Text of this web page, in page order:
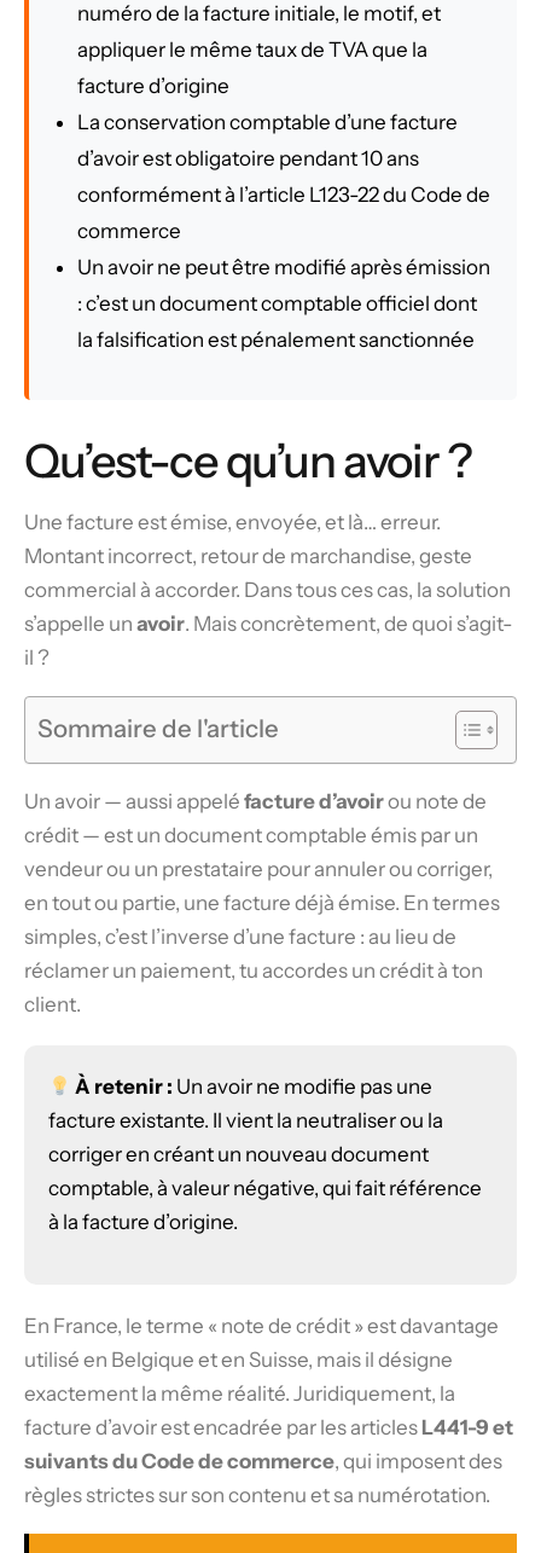
numéro de la facture initiale, le motif, et
appliquer le même taux de TVA que la
facture d’origine
La conservation comptable d’une facture
d’avoir est obligatoire pendant 10 ans
conformément à l’article L123-22 du Code de
commerce
Un avoir ne peut être modifié après émission
: c’est un document comptable officiel dont
la falsification est pénalement sanctionnée
Qu’est-ce qu’un avoir ?
Une facture est émise, envoyée, et là… erreur.
Montant incorrect, retour de marchandise, geste
commercial à accorder. Dans tous ces cas, la solution
s’appelle un avoir. Mais concrètement, de quoi s’agit-
il ?
Sommaire de l'article
Un avoir — aussi appelé facture d’avoirou note de
crédit — est un document comptable émis par un
vendeur ou un prestataire pour annuler ou corriger,
en tout ou partie, une facture déjà émise. En termes
simples, c’est l’inverse d’une facture : au lieu de
réclamer un paiement, tu accordes un crédit à ton
client.
À retenir : Un avoir ne modifie pas une
facture existante. Il vient la neutraliser ou la
corriger en créant un nouveau document
comptable, à valeur négative, qui fait référence
à la facture d’origine.
En France, le terme « note de crédit » est davantage
utilisé en Belgique et en Suisse, mais il désigne
exactement la même réalité. Juridiquement, la
facture d’avoir est encadrée par les articles L441-9 et
suivants du Code de commerce, qui imposent des
règles strictes sur son contenu et sa numérotation.